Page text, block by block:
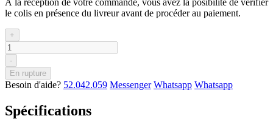
le colis en présence du livreur avant de procéder au paiement.
+
-
En rupture
Besoin d'aide? 52.042.059 Messenger Whatsapp Whatsapp
Spécifications